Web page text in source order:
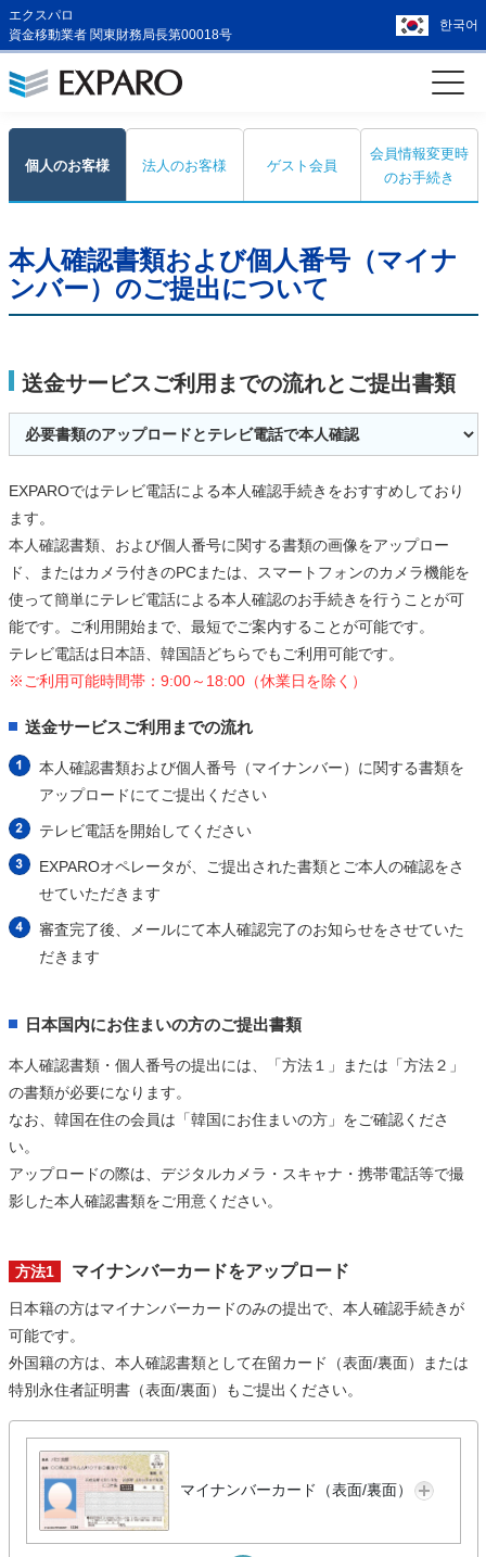
エクスパロ
資金移動業者 関東財務局長第00018号
한국어
個人のお客様 法人のお客様 ゲスト会員
会員情報変更時
のお手続き
本人確認書類および個人番号（マイナ
ンバー）のご提出について
送金サービスご利用までの流れとご提出書類
EXPAROではテレビ電話による本人確認手続きをおすすめしており
ます。
本人確認書類、および個人番号に関する書類の画像をアップロー
ド、またはカメラ付きのPCまたは、スマートフォンのカメラ機能を
使って簡単にテレビ電話による本人確認のお手続きを行うことが可
能です。ご利用開始まで、最短でご案内することが可能です。
テレビ電話は日本語、韓国語どちらでもご利用可能です。
※ご利用可能時間帯：9:00～18:00（休業日を除く）
送金サービスご利用までの流れ
本人確認書類および個人番号（マイナンバー）に関する書類を
アップロードにてご提出ください
テレビ電話を開始してください
EXPAROオペレータが、ご提出された書類とご本人の確認をさ
せていただきます
審査完了後、メールにて本人確認完了のお知らせをさせていた
だきます
日本国内にお住まいの方のご提出書類
本人確認書類・個人番号の提出には、「方法１」または「方法２」
の書類が必要になります。
なお、韓国在住の会員は「韓国にお住まいの方」をご確認くださ
い。
アップロードの際は、デジタルカメラ・スキャナ・携帯電話等で撮
影した本人確認書類をご用意ください。
方法1 マイナンバーカードをアップロード
日本籍の方はマイナンバーカードのみの提出で、本人確認手続きが
可能です。
外国籍の方は、本人確認書類として在留カード（表面/裏面）または
特別永住者証明書（表面/裏面）もご提出ください。
マイナンバーカード（表面/裏面）